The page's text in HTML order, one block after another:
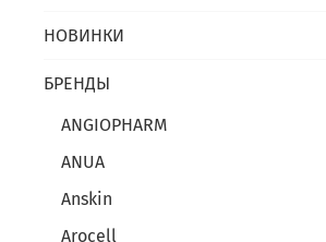
НОВИНКИ
БРЕНДЫ
ANGIOPHARM
ANUA
Anskin
Arocell